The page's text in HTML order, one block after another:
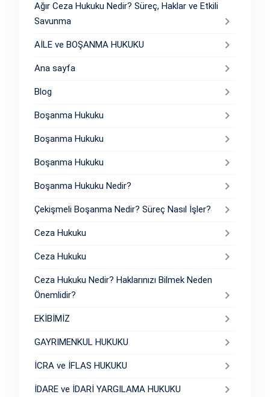
Ağır Ceza Hukuku Nedir? Süreç, Haklar ve Etkili
Savunma
AİLE ve BOŞANMA HUKUKU
Ana sayfa
Blog
Boşanma Hukuku
Boşanma Hukuku
Boşanma Hukuku
Boşanma Hukuku Nedir?
Çekişmeli Boşanma Nedir? Süreç Nasıl İşler?
Ceza Hukuku
Ceza Hukuku
Ceza Hukuku Nedir? Haklarınızı Bilmek Neden
Önemlidir?
EKİBİMİZ
GAYRIMENKUL HUKUKU
İCRA ve İFLAS HUKUKU
İDARE ve İDARİ YARGILAMA HUKUKU